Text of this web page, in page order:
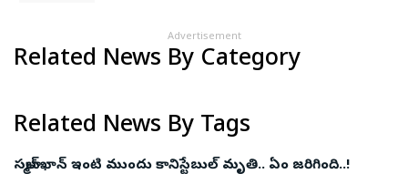
Advertisement
Related News By Category
Related News By Tags
సల్మాన్‌ఖాన్‌ ఇంటి ముందు కానిస్టేబుల్‌ మృతి.. ఏం జరిగింది..!